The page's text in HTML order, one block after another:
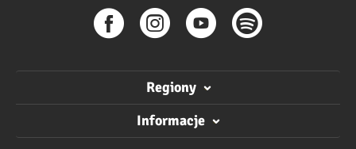
Regiony
Informacje